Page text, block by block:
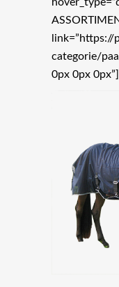
categorie/
0px 0px 0px”]